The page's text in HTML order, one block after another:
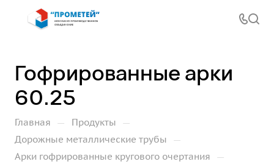
Гофрированные арки
60.25
Главная — Продукты —
Дорожные металлические трубы —
Арки гофрированные кругового очертания —